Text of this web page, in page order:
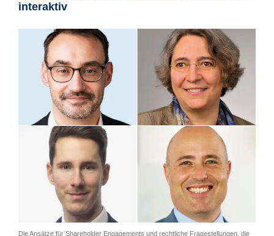
interaktiv
Die Ansätze für Shareholder Engagements und rechtliche Fragestellungen, die